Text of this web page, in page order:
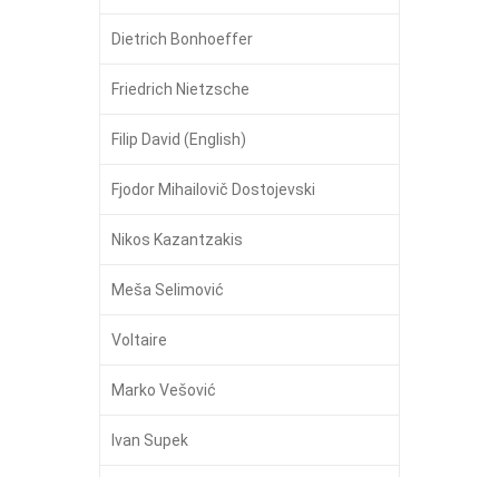
Dietrich Bonhoeffer
Friedrich Nietzsche
Filip David (English)
Fjodor Mihailovič Dostojevski
Nikos Kazantzakis
Meša Selimović
Voltaire
Marko Vešović
Ivan Supek